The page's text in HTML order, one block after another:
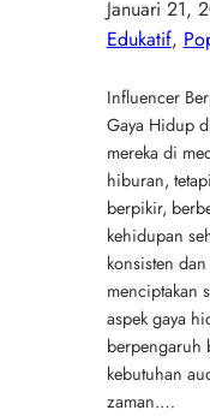
Januari 21,
Edukatif,
Influencer
Gaya Hidup
mereka di
hiburan,
berpikir,
kehidupan
konsisten
menciptakan
aspek gaya
berpengaruh
kebutuhan
zaman.…